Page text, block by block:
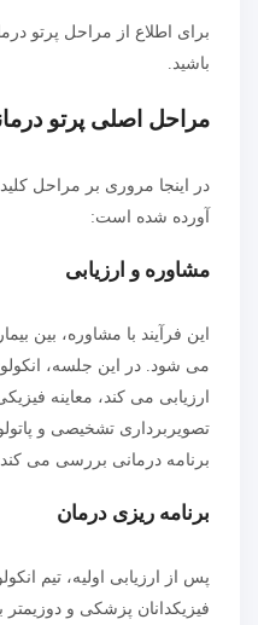
برای اطلاع از مراحل پرتو
باشید.
مراحل اصلی پرتو
در اینجا مروری بر مراحل
آورده شده است:
مشاوره و ارزیابی
این فرآیند با مشاوره، بین
می شود. در این جلسه،
ارزیابی می کند، معاینه
تصویربرداری تشخیصی و
برنامه درمانی بررسی می
برنامه ریزی درمان
پس از ارزیابی اولیه، تیم
فیزیکدانان پزشکی و